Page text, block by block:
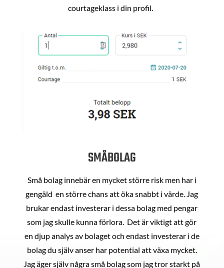
courtageklass i din profil.
SMÅBOLAG
Små bolag innebär en mycket större risk men har i
gengäld en större chans att öka snabbt i värde. Jag
brukar endast investerar i dessa bolag med pengar
som jag skulle kunna förlora. Det är viktigt att gör
en djup analys av bolaget och endast investerar i de
bolag du själv anser har potential att växa mycket.
Jag äger själv några små bolag som jag tror starkt på